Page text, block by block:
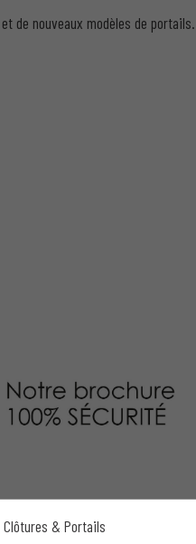
de nouveaux modèles de portails.
sécurisation de vos sites
Clôtures & Portails